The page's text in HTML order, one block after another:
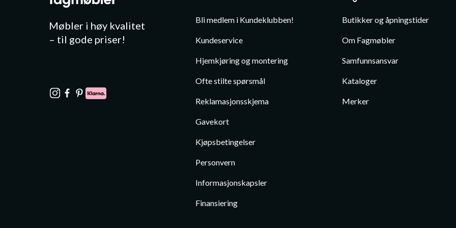
Møbler i høy kvalitet
– til gode priser!
Bli medlem i Kundeklubben!
Kundeservice
Hjemkjøring og montering
Ofte stilte spørsmål
Reklamasjonsskjema
Gavekort
Kjøpsbetingelser
Personvern
Informasjonskapsler
Finansiering
Butikker og åpningstider
Om Fagmøbler
Samfunnsansvar
Kataloger
Merker